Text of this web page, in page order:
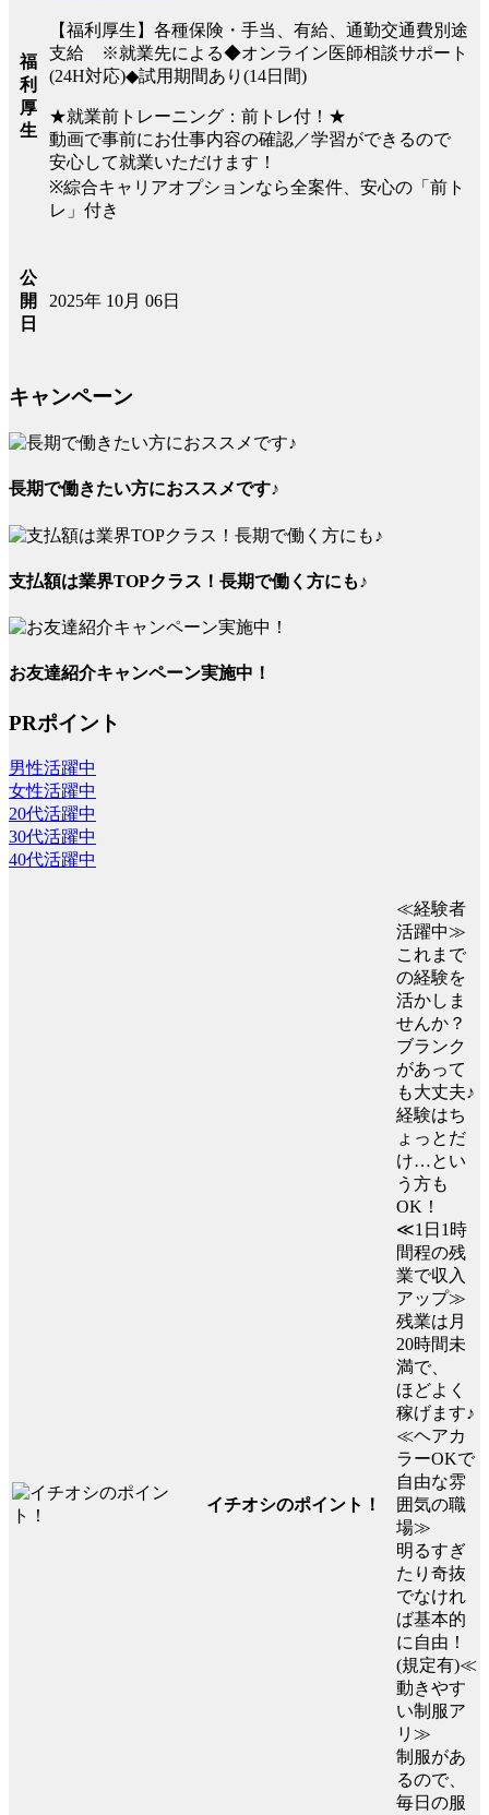
福
利
厚
生
【福利厚生】各種保険・手当、有給、通勤交通費別途
支給 ※就業先による◆オンライン医師相談サポート
(24H対応)◆試用期間あり(14日間)
★就業前トレーニング：前トレ付！★
動画で事前にお仕事内容の確認／学習ができるので
安心して就業いただけます！
※綜合キャリアオプションなら全案件、安心の「前ト
レ」付き
公
開
日
2025年 10月 06日
キャンペーン
長期で働きたい方におススメです♪
支払額は業界TOPクラス！長期で働く方にも♪
お友達紹介キャンペーン実施中！
PRポイント
男性活躍中
女性活躍中
20代活躍中
30代活躍中
40代活躍中
イチオシのポイント！
≪経験者
活躍中≫
これまで
の経験を
活かしま
せんか？
ブランク
があって
も大丈夫♪
経験はち
ょっとだ
け…とい
う方も
OK！
≪1日1時
間程の残
業で収入
アップ≫
残業は月
20時間未
満で、
ほどよく
稼げます♪
≪ヘアカ
ラーOKで
自由な雰
囲気の職
場≫
明るすぎ
たり奇抜
でなけれ
ば基本的
に自由！
(規定有)≪
動きやす
い制服ア
リ≫
制服があ
るので、
毎日の服